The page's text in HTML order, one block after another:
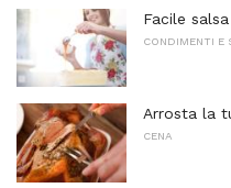
Facile
CONDIMENTI E
Arrosta la
CENA